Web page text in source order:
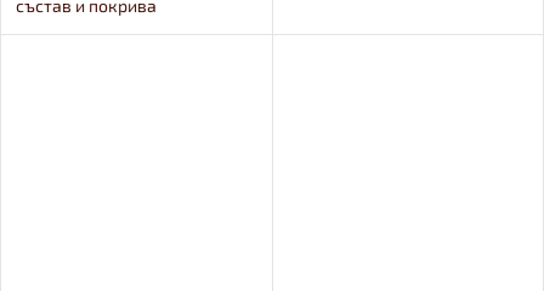
състав и покрива
изискванията за грижа за